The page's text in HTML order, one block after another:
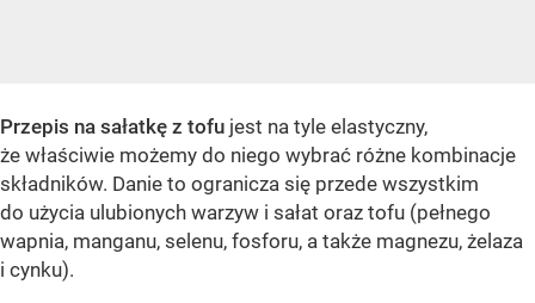
Przepis na sałatkę z tofu jest na tyle elastyczny,
że właściwie możemy do niego wybrać różne kombinacje
składników. Danie to ogranicza się przede wszystkim
do użycia ulubionych warzyw i sałat oraz tofu (pełnego
wapnia, manganu, selenu, fosforu, a także magnezu, żelaza
i cynku).